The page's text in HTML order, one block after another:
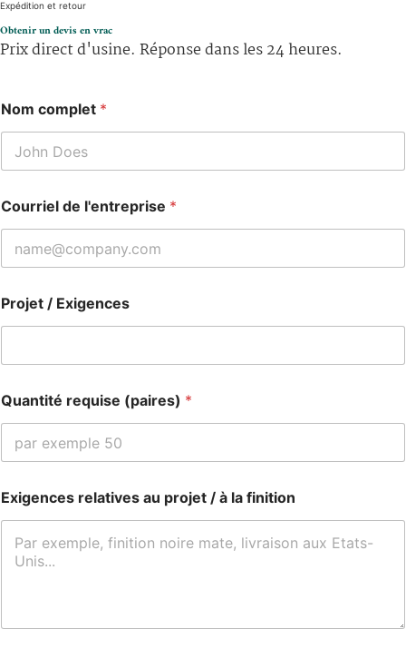
Expédition et retour
Obtenir un devis en vrac
Prix direct d'usine. Réponse dans les 24 heures.
Nom complet *
Courriel de l'entreprise *
Projet / Exigences
Quantité requise (paires) *
Exigences relatives au projet / à la finition